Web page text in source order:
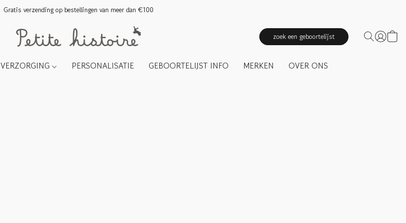
Gratis verzending op bestellingen van meer dan €100
zoek een geboortelijst
VERZORGING PERSONALISATIE GEBOORTELIJST INFO MERKEN OVER ONS